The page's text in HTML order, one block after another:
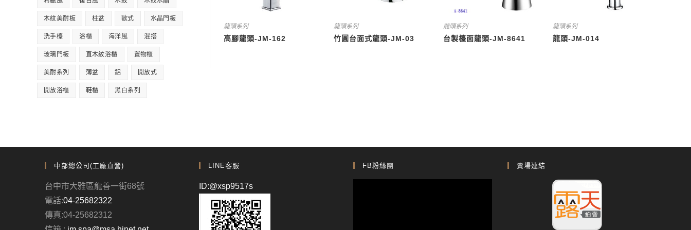
龍頭系列
高腳龍頭-JM-162
龍頭系列
竹圓台面式龍頭-JM-03
龍頭系列
台製檯面龍頭-JM-8641
龍頭系列
龍頭-JM-014
木紋美耐板 柱盆 歐式 水晶門板
洗手檯 浴櫃 海洋風 混搭
玻璃門板 直木紋浴櫃 置物櫃
美耐系列 薄盆 鋁 開放式
開放浴櫃 鞋櫃 黑白系列
中部總公司(工廠直營)
台中市大雅區龍善一街68號
電話:04-25682322
傳真:04-25682312
LINE客服
ID:@xsp9517s
FB粉絲團 賣場連結